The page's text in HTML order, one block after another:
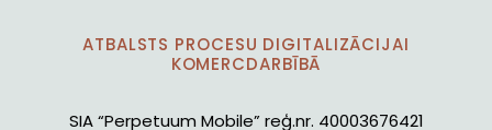
ATBALSTS PROCESU DIGITALIZĀCIJAI
KOMERCDARBĪBĀ
SIA “Perpetuum Mobile” reģ.nr. 40003676421